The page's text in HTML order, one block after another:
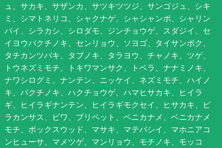
ュ、サカキ、サザンカ、サツキツツジ、サンゴジュ、シキ
ミ、シマトネリコ、シャクナゲ、シャシャンポ、シャリン
バイ、シラカシ、シロダモ、ジンチョウゲ、スダジイ、セ
イヨウバクチノキ、センリョウ、ソヨゴ、タイサンボク、
タチカンツバキ、タブノキ、タラヨウ、チャノキ、ツゲ、
トウネズミモチ、トキワマンサク、トベラ、ナナミノキ、
ナワシログミ、ナンテン、ニッケイ、ネズミモチ、ハイノ
キ、バクチノキ、ハクチョウゲ、ハマヒサカキ、ヒイラ
ギ、ヒイラギナンテン、ヒイラギモクセイ、ヒサカキ、ピ
ラカンサス、ビワ、プリペット、ベニカナメ、ベニカナメ
モチ、ボックスウッド、マサキ、マテバシイ、マホニアコ
ンヒューサ、マメツゲ、マンリョウ、モチノキ、モッコ